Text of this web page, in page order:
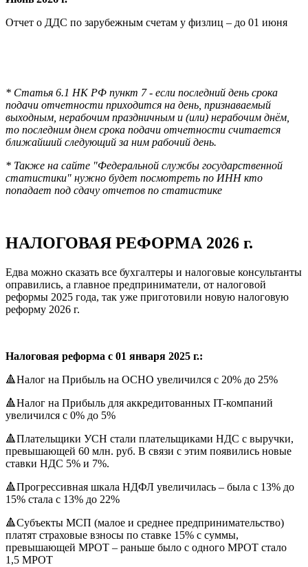
Отчет о ДДС по зарубежным счетам у физлиц – до 01 июня
* Статья 6.1 НК РФ пункт 7 - если последний день срока
подачи отчетности приходится на день, признаваемый
выходным, нерабочим праздничным и (или) нерабочим днём,
то последним днем срока подачи отчетности считается
ближайший следующий за ним рабочий день.
* Также на сайте "Федеральной службы государственной
статистики" нужно будет посмотреть по ИНН кто
попадает под сдачу отчетов по статистике
НАЛОГОВАЯ РЕФОРМА 2026 г.
Едва можно сказать все бухгалтеры и налоговые консультанты
оправились, а главное предприниматели, от налоговой
реформы 2025 года, так уже приготовили новую налоговую
реформу 2026 г.
Налоговая реформа с 01 января 2025 г.:
🔺Налог на Прибыль на ОСНО увеличился с 20% до 25%
🔺Налог на Прибыль для аккредитованных IT-компаний
увеличился с 0% до 5%
🔺Плательщики УСН стали плательщиками НДС с выручки,
превышающей 60 млн. руб. В связи с этим появились новые
ставки НДС 5% и 7%.
🔺Прогрессивная шкала НДФЛ увеличилась – была с 13% до
15% стала с 13% до 22%
🔺Субъекты МСП (малое и среднее предпринимательство)
платят страховые взносы по ставке 15% с суммы,
превышающей МРОТ – раньше было с одного МРОТ стало
1,5 МРОТ